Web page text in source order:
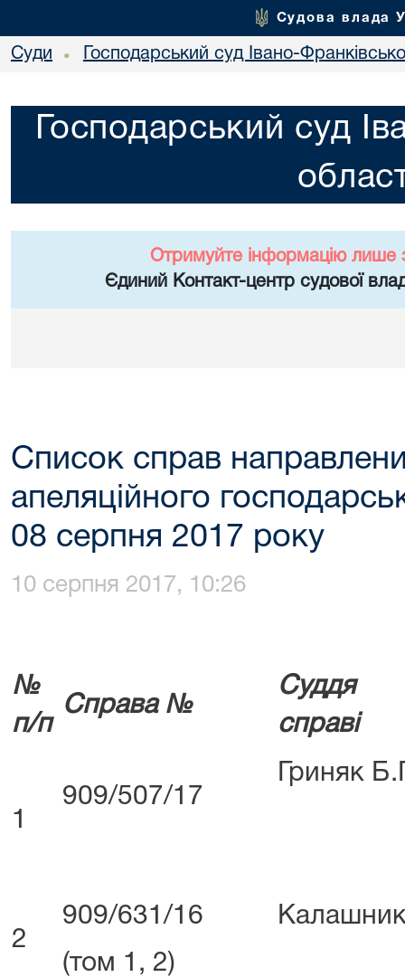
Судова влада
Суди • Господарський суд Івано-
Господарський суд
Отримуйте інформацію лише
Єдиний Контакт-центр судової
Список справ
апеляційного
08 серпня 2017 року
10 серпня 2017, 10:26
№
п/п
Справа №
справі
1
909/507/17
Гриняк
2
909/631/16
(том 1, 2)